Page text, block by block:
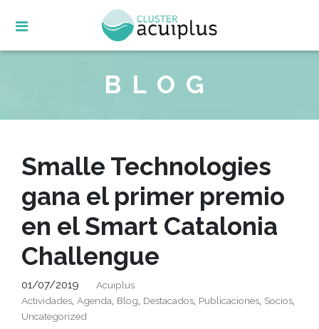
BLOG
Smalle Technologies
gana el primer premio
en el Smart Catalonia
Challengue
01/07/2019
Acuiplus
Actividades, Agenda, Blog, Destacados, Publicaciones, Socios,
Uncategorized